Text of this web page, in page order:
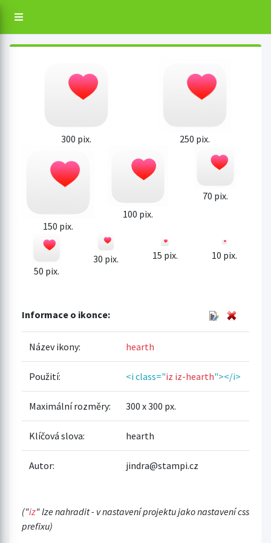
300 pix. 250 pix.
150 pix.
100 pix.
70 pix.
50 pix.
30 pix. 15 pix. 10 pix.
Informace o ikonce:
Název ikony: hearth
Použití: <i class="iz iz-hearth"></i>
Maximální rozměry: 300 x 300 px.
Klíčová slova: hearth
Autor: jindra@stampi.cz
("iz" lze nahradit - v nastavení projektu jako nastavení css
prefixu)